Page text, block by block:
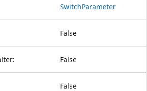
SwitchParameter
False
False
False